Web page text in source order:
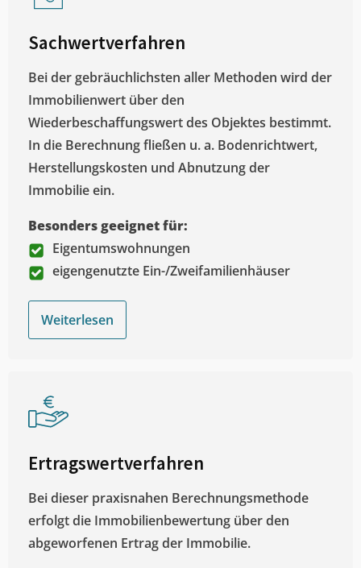
Sachwertverfahren
Bei der gebräuchlichsten aller Methoden wird der
Immobilienwert über den
Wiederbeschaffungswert des Objektes bestimmt.
In die Berechnung fließen u. a. Bodenrichtwert,
Herstellungskosten und Abnutzung der
Immobilie ein.
Besonders geeignet für:
Eigentumswohnungen
eigengenutzte Ein-/Zweifamilienhäuser
Weiterlesen
Ertragswertverfahren
Bei dieser praxisnahen Berechnungsmethode
erfolgt die Immobilienbewertung über den
abgeworfenen Ertrag der Immobilie.